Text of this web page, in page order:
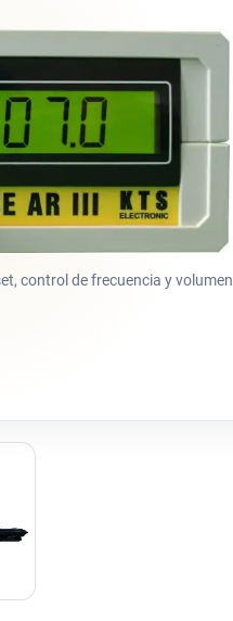
control de frecuencia y volumen